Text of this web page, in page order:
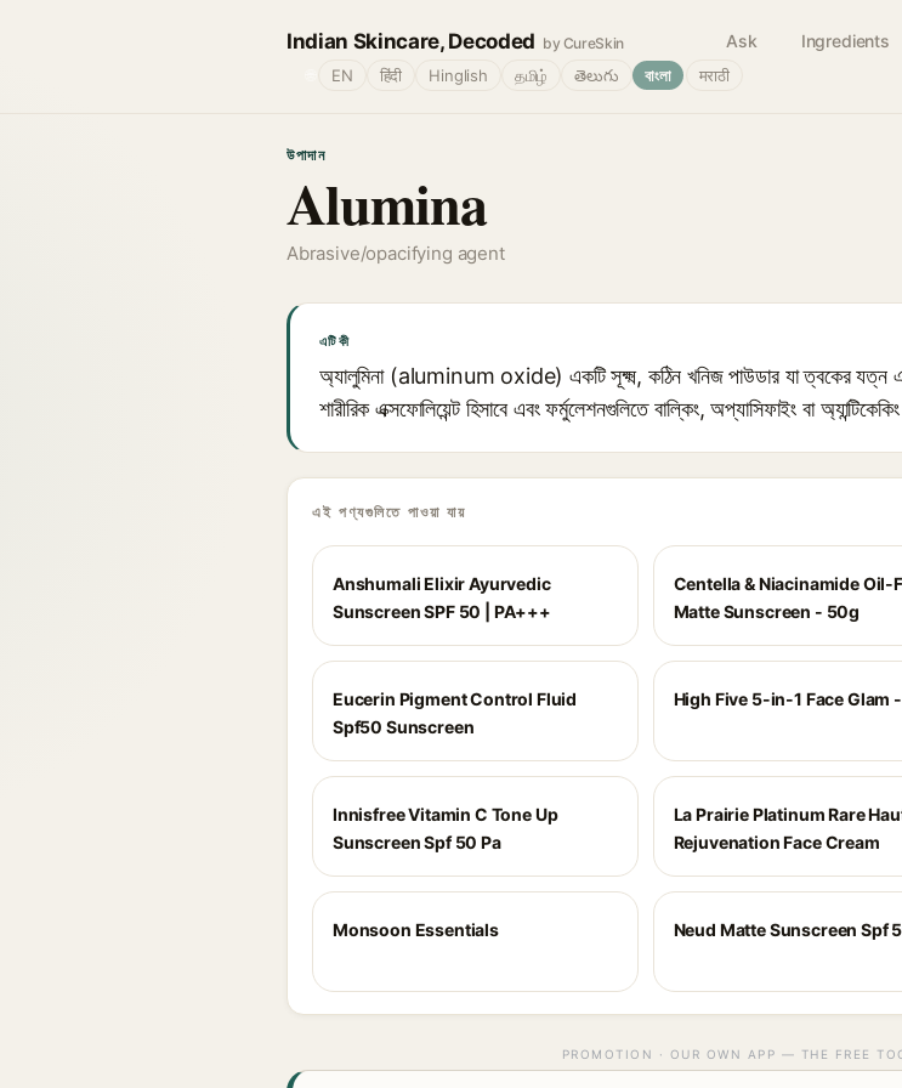
Indian Skincare, Decoded by CureSkin Ask Ingredients
EN हिंदी Hinglish தமிழ் తెలుగు বাংলা मराठी
উপাদান
Alumina
Abrasive/opacifying agent
এটি কী
অ্যালুমিনা (aluminum oxide) একটি সূক্ষ্ম, কঠিন খনিজ পাউডার যা ত্বকের যত্ন
শারীরিক এক্সফোলিয়েন্ট হিসাবে এবং ফর্মুলেশনগুলিতে বাল্কিং, অপ্যাসিফাইং বা
এই পণ্যগুলিতে পাওয়া যায়
Anshumali Elixir Ayurvedic
Sunscreen SPF 50 | PA+++
Centella & Niacinamide Oil-
Matte Sunscreen - 50g
Eucerin Pigment Control Fluid
Spf50 Sunscreen
High Five 5-in-1 Face Glam
Innisfree Vitamin C Tone Up
Sunscreen Spf 50 Pa
La Prairie Platinum Rare
Rejuvenation Face Cream
Monsoon Essentials Neud Matte Sunscreen Spf
PROMOTION · OUR OWN APP — THE FREE